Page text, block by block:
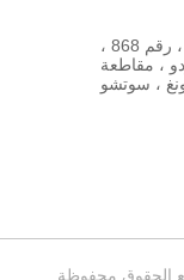
الطابق 2 ، المبنى 2 ، مبنى Ruijing ، رقم 868 ،
، مقاطعة
، سوتشو